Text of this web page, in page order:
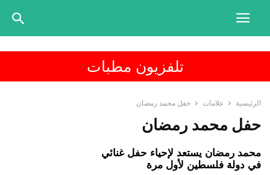
تلفزيون مطبات
الرئيسية علامات حفل محمد رمضان
حفل محمد رمضان
محمد رمضان يستعد لإحياء حفل غنائي
في دولة فلسطين لأول مرة